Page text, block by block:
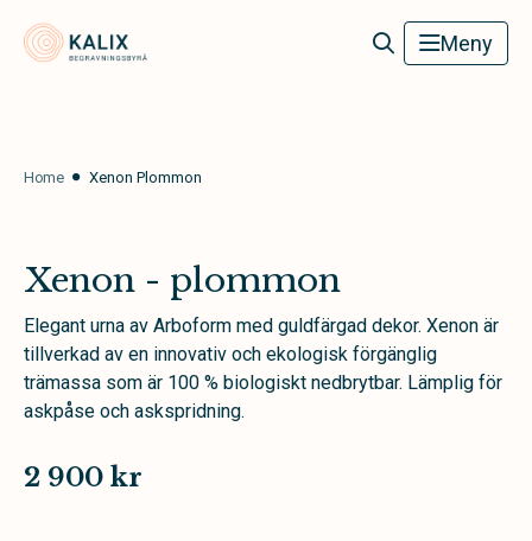
Meny
Home Xenon Plommon
Xenon - plommon
Elegant urna av Arboform med guldfärgad dekor. Xenon är
tillverkad av en innovativ och ekologisk förgänglig
trämassa som är 100 % biologiskt nedbrytbar. Lämplig för
askpåse och askspridning.
2 900 kr